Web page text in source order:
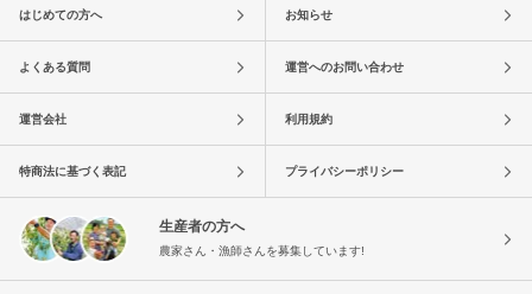
はじめての方へ お知らせ
よくある質問 運営へのお問い合わせ
運営会社 利用規約
特商法に基づく表記 プライバシーポリシー
生産者の方へ
農家さん・漁師さんを募集しています!